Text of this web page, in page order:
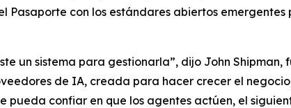
Pasaporte con los estándares abiertos
un sistema para gestionarla”, dijo John Shipman,
de IA, creada para hacer crecer el
confiar en que los agentes actúen, el